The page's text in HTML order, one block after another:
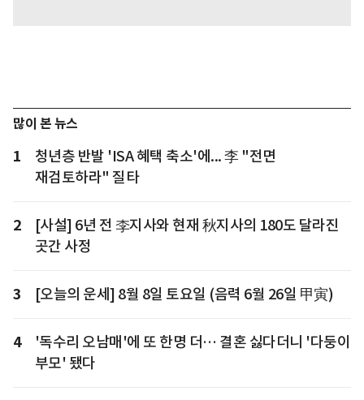
많이 본 뉴스
1
청년층 반발 'ISA 혜택 축소'에... 李 "전면
재검토하라" 질타
2
[사설] 6년 전 李지사와 현재 秋지사의 180도 달라진
곳간 사정
3 [오늘의 운세] 8월 8일 토요일 (음력 6월 26일 甲寅)
4
'독수리 오남매'에 또 한명 더… 결혼 싫다더니 '다둥이
부모' 됐다